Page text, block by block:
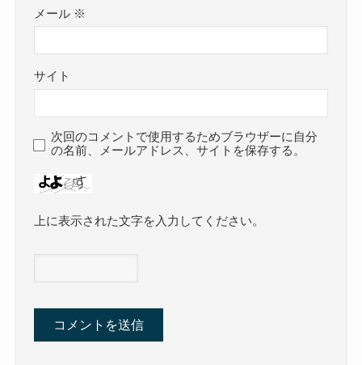
メール ※
サイト
次回のコメントで使用するためブラウザーに自分
の名前、メールアドレス、サイトを保存する。
上に表示された文字を入力してください。